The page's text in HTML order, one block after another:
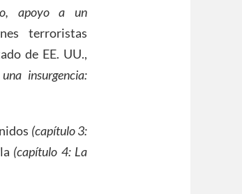
apoyo a un
terroristas
de EE. UU.,
insurgencia:
(capítulo 3:
(capítulo 4: La